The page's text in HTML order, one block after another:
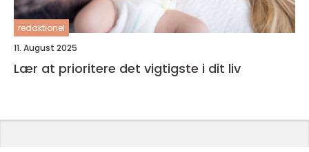
redaktionel
11. August 2025
Lær at prioritere det vigtigste i dit liv